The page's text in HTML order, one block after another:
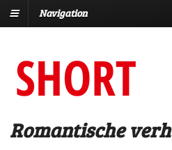
Navigation
Romantische